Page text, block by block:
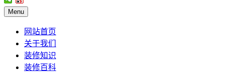
Menu
网站首页
关于我们
装修知识
装修百科